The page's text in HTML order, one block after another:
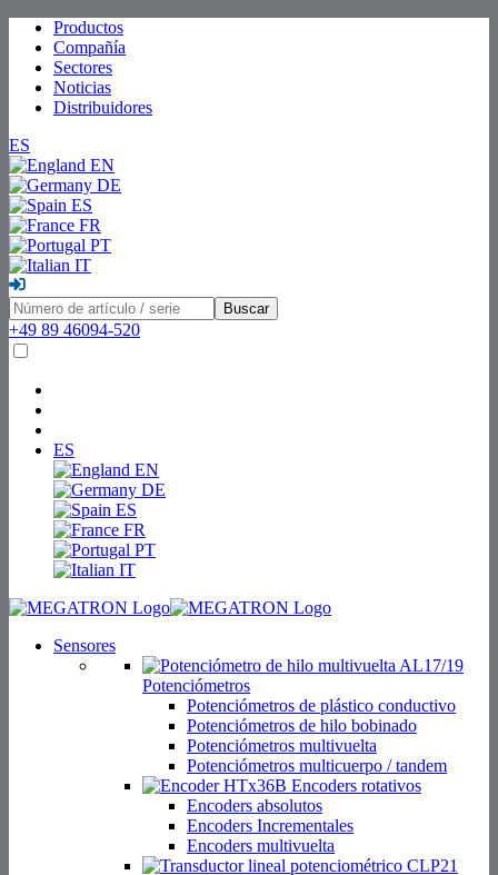
Productos
Compañía
Sectores
Noticias
Distribuidores
ES
EN
DE
ES
FR
PT
IT
Buscar
+49 89 46094-520
ES
EN
DE
ES
FR
PT
IT
Sensores
Potenciómetros
Potenciómetros de plástico conductivo
Potenciómetros de hilo bobinado
Potenciómetros multivuelta
Potenciómetros multicuerpo / tandem
Encoders rotativos
Encoders absolutos
Encoders Incrementales
Encoders multivuelta